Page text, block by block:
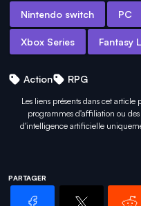
Nintendo switch PC
Xbox Series Fantasy
Action RPG
Les liens présents dans cet
programmes d'affiliation ou des
d'intelligence artificielle
PARTAGER